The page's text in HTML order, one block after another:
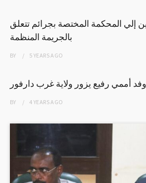
إلي المحكمة المختصة بجرائم تتعلق
بالجريمة المنظمة
BY 5 YEARSAGO
وفد أممي رفيع يزور ولاية غرب دارفور
BY 4 YEARSAGO